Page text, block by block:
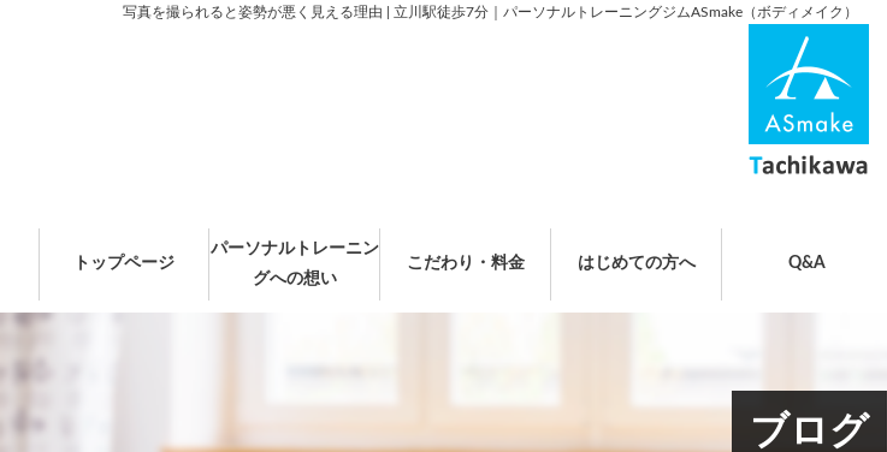
写真を撮られると姿勢が悪く見える理由 | 立川駅徒歩7分｜パーソナルトレーニングジムASmake（ボディメイク）
トップページ
パーソナルトレーニン
グへの想い
こだわり・料金 はじめての方へ Q&A
ブログ